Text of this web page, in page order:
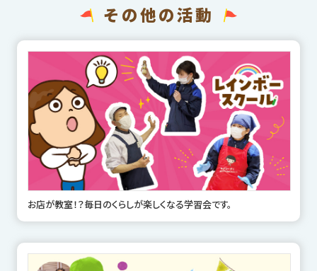
その他の活動
お店が教室！？毎日のくらしが楽しくなる学習会です。